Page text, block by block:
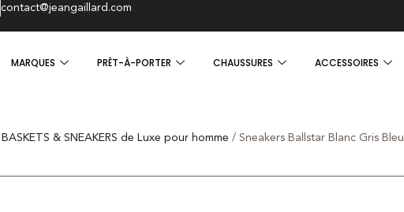
contact@jeangaillard.com
MARQUES PRÊT-À-PORTER CHAUSSURES ACCESSOIRES
BASKETS & SNEAKERS de Luxe pour homme / Sneakers Ballstar Blanc Gris Bleu